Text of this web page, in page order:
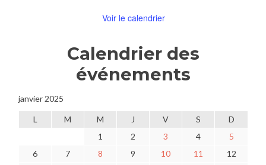
Voir le calendrier
Calendrier des
événements
janvier 2025
L M M J V S
D
1
2 3 4
5
6
7 8 9 10 11
12